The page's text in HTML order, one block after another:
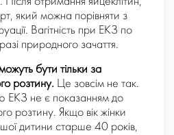
який можна порівняти з
Вагітність при ЕКЗ по
разі природного зачаття.
бути тільки за
розтину. Це зовсім не так.
ЕКЗ не є показанням до
розтину. Якщо вік жінки
дитини старше 40 років,